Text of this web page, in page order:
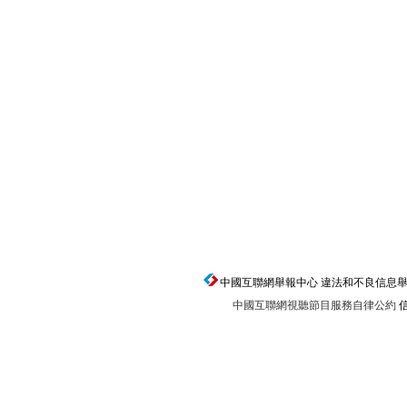
中國互聯網舉報中心 違法和不良信息
中國互聯網視聽節目服務自律公約